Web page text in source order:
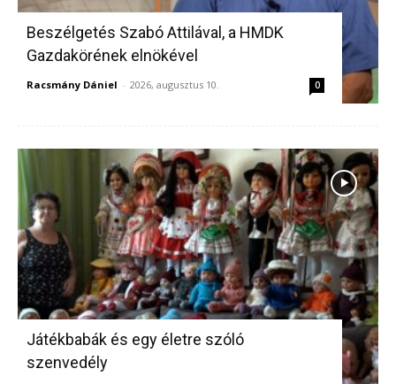
Beszélgetés Szabó Attilával, a HMDK
Gazdakörének elnökével
Racsmány Dániel - 2026, augusztus 10. 0
Játékbabák és egy életre szóló
szenvedély